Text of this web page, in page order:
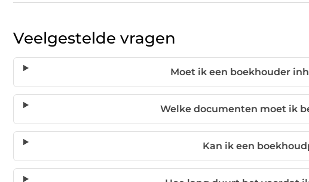
Veelgestelde vragen
Moet ik een boekhouder
Welke documenten moet ik
Kan ik een